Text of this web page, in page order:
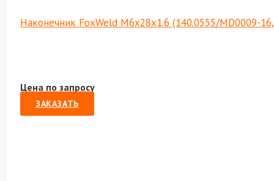
Наконечник FoxWeld М6х28х1.6 (140.0555/MD0009-
Цена по запросу
ЗАКАЗАТЬ